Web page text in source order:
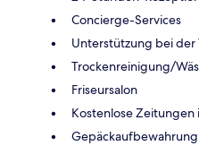
Concierge-Services
Unterstützung bei
Trockenreinigung/
Friseursalon
Kostenlose Zeitungen
Gepäckaufbewahrung